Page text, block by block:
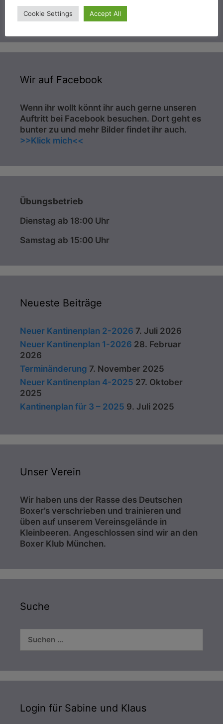
K. Jeske, für den Vorstand der Gruppe
Kleinbeeren
Wir auf Facebook
Wenn ihr wollt könnt ihr auch gerne unseren
Auftritt bei Facebook besuchen. Dort geht es
bunter zu und mehr Bilder findet ihr auch.
>>Klick mich<<
Übungsbetrieb
Dienstag ab 18:00 Uhr
Samstag ab 15:00 Uhr
Neueste Beiträge
Neuer Kantinenplan 2-2026 7. Juli 2026
Neuer Kantinenplan 1-2026 28. Februar
2026
Terminänderung 7. November 2025
Neuer Kantinenplan 4-2025 27. Oktober
2025
Kantinenplan für 3 – 2025 9. Juli 2025
Unser Verein
Wir haben uns der Rasse des Deutschen
Boxer’s verschrieben und trainieren und
üben auf unserem Vereinsgelände in
Kleinbeeren. Angeschlossen sind wir an den
Boxer Klub München.
Suche
nach:
Login für Sabine und Klaus
Cookie Settings Accept All